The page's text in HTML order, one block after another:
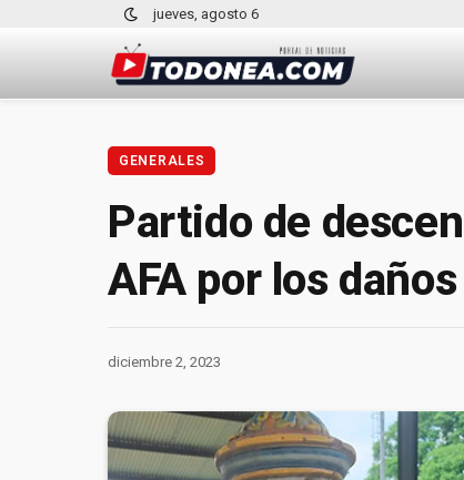
jueves, agosto 6
GENERALES
Partido de
AFA por los
diciembre 2, 2023